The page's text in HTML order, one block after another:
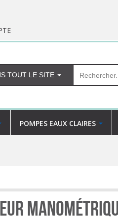
TOUT LE SITE
POMPES EAUX CLAIRES